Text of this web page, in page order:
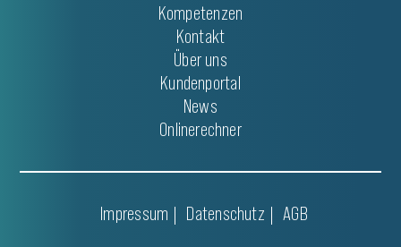
Kompetenzen
Kontakt
Über uns
Kundenportal
News
Onlinerechner
Impressum Datenschutz AGB